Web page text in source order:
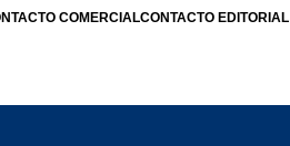
COMERCIALCONTACTO EDITORIAL